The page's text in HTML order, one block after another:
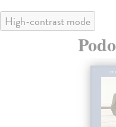
High-contrast mode